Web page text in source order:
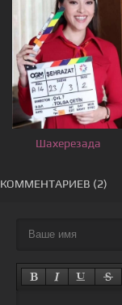
Шахерезада
КОММЕНТАРИЕВ (2)